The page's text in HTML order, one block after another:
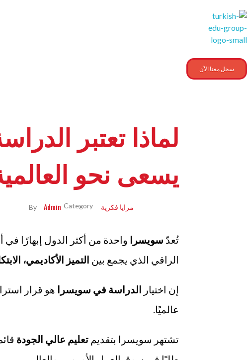
سجل معنا الآن
لماذا تعتبر
يسعى نحو
By Admin مرايا فكرية
تُعدّ سويسرا واحدة من أكثر الدول إبهارًا في
الراقي الذي يجمع بين التميز الأكاديمي،
إن اختيار الدراسة في سويسرا هو قرار
عالميًا.
تشتهر سويسرا بتقديم تعليم عالي الجودة